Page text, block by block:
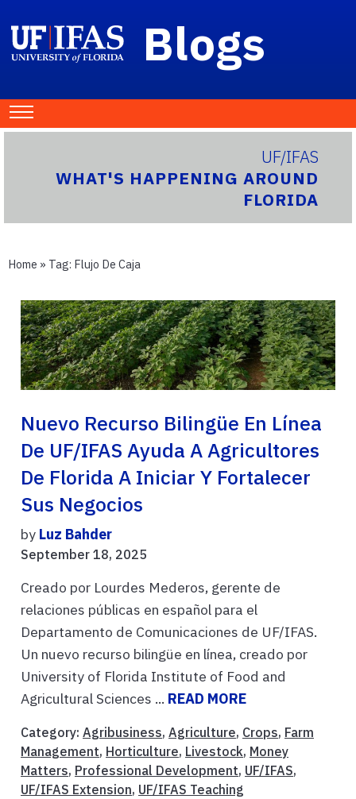
Blogs
UF/IFAS
WHAT'S HAPPENING AROUND
FLORIDA
Home » Tag: Flujo De Caja
Nuevo Recurso Bilingüe En Línea
De UF/IFAS Ayuda A Agricultores
De Florida A Iniciar Y Fortalecer
Sus Negocios
by Luz Bahder
September 18, 2025
Creado por Lourdes Mederos, gerente de
relaciones públicas en español para el
Departamento de Comunicaciones de UF/IFAS.
Un nuevo recurso bilingüe en línea, creado por
University of Florida Institute of Food and
Agricultural Sciences ... READ MORE
Category: Agribusiness, Agriculture, Crops, Farm
Management, Horticulture, Livestock, Money
Matters, Professional Development, UF/IFAS,
UF/IFAS Extension, UF/IFAS Teaching